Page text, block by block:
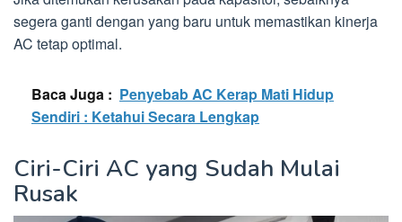
segera ganti dengan yang baru untuk memastikan kinerja
AC tetap optimal.
Baca Juga : Penyebab AC Kerap Mati Hidup
Sendiri : Ketahui Secara Lengkap
Ciri-Ciri AC yang Sudah Mulai
Rusak